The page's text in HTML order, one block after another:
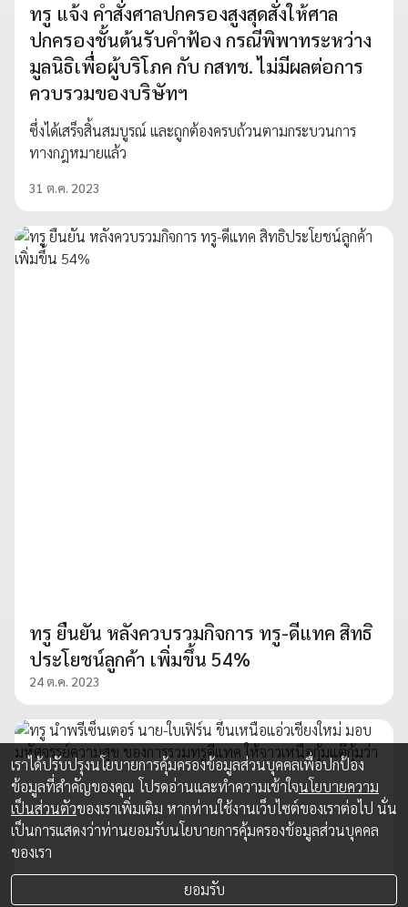
ทรู แจ้ง คำสั่งศาลปกครองสูงสุดสั่งให้ศาล
ปกครองชั้นต้นรับคำฟ้อง กรณีพิพาทระหว่าง
มูลนิธิเพื่อผู้บริโภค กับ กสทช. ไม่มีผลต่อการ
ควบรวมของบริษัทฯ
ซึ่งได้เสร็จสิ้นสมบูรณ์ และถูกต้องครบถ้วนตามกระบวนการ
ทางกฎหมายเเล้ว
31 ต.ค. 2023
ทรู ยืนยัน หลังควบรวมกิจการ ทรู-ดีแทค สิทธิ
ประโยชน์ลูกค้า เพิ่มขึ้น 54%
24 ต.ค. 2023
เราได้ปรับปรุงนโยบายการคุ้มครองข้อมูลส่วนบุคคลเพื่อปกป้อง
ข้อมูลที่สำคัญของคุณ โปรดอ่านและทำความเข้าใจนโยบายความ
เป็นส่วนตัวของเราเพิ่มเติม หากท่านใช้งานเว็บไซต์ของเราต่อไป นั่น
เป็นการแสดงว่าท่านยอมรับนโยบายการคุ้มครองข้อมูลส่วนบุคคล
ของเรา
ยอมรับ